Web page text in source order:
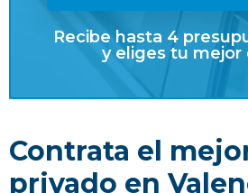
Recibe hasta 4
y eliges tu mejor
Contrata el
privado en